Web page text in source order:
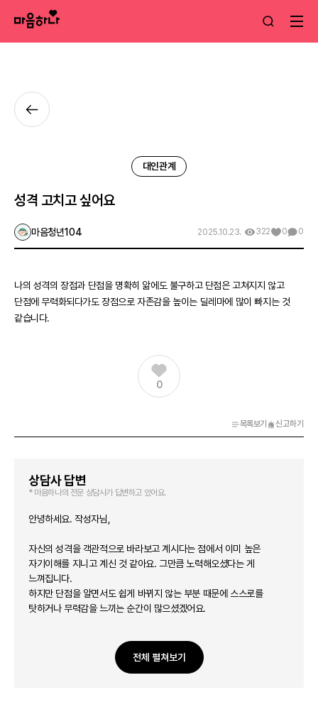
대인관계
성격 고치고 싶어요
마음청년104 2025.10.23. 322 0 0
나의 성격의 장점과 단점을 명확히 앎에도 불구하고 단점은 고쳐지지 않고
단점에 무력화되다가도 장점으로 자존감을 높이는 딜레마에 많이 빠지는 것
같습니다.
0
목록보기 신고하기
상담사 답변
* 마음하나의 전문 상담사가 답변하고 있어요.
안녕하세요. 작성자님,
자신의 성격을 객관적으로 바라보고 계시다는 점에서 이미 높은
자기이해를 지니고 계신 것 같아요. 그만큼 노력해오셨다는 게
느껴집니다.
하지만 단점을 알면서도 쉽게 바뀌지 않는 부분 때문에 스스로를
탓하거나 무력감을 느끼는 순간이 많으셨겠어요.
따라 다르게 활용해보려는 시도가 더 현실적일 때가 많습니다.
장점과 단점은 동전의 양면처럼 연결되어 있어요. 중요한 건 어느
전체 펼쳐보기